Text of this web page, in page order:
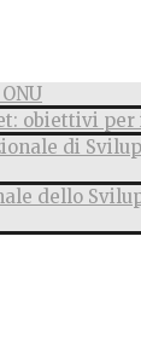
obiettivi per
di
dello